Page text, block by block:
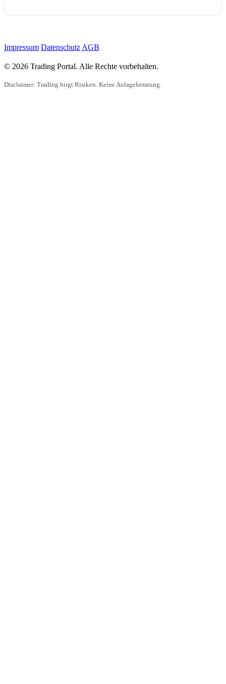
Impressum Datenschutz AGB
© 2026 Trading Portal. Alle Rechte vorbehalten.
Disclaimer: Trading birgt Risiken. Keine Anlageberatung.